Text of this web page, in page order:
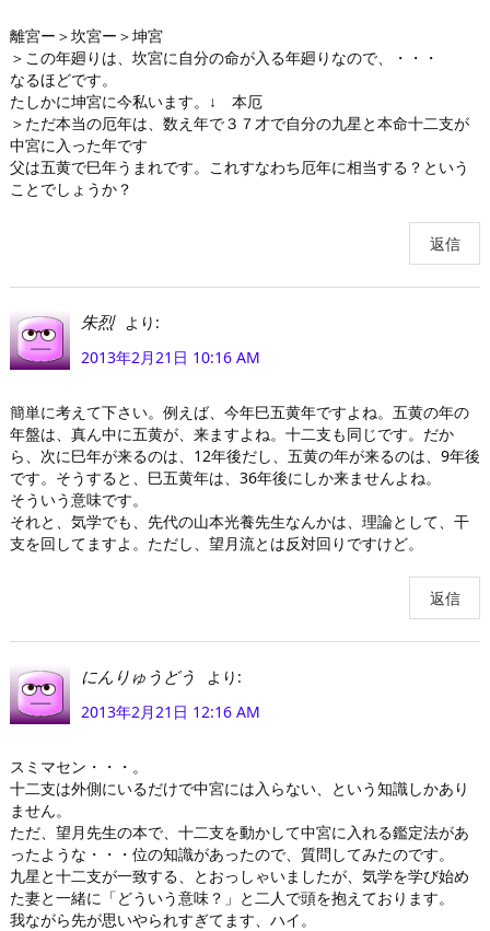
離宮ー＞坎宮ー＞坤宮
＞この年廻りは、坎宮に自分の命が入る年廻りなので、・・・
なるほどです。
たしかに坤宮に今私います。↓ 本厄
＞ただ本当の厄年は、数え年で３７才で自分の九星と本命十二支が
中宮に入った年です
父は五黄で巳年うまれです。これすなわち厄年に相当する？という
ことでしょうか？
返信
朱烈
より:
2013年2月21日 10:16 AM
簡単に考えて下さい。例えば、今年巳五黄年ですよね。五黄の年の
年盤は、真ん中に五黄が、来ますよね。十二支も同じです。だか
ら、次に巳年が来るのは、12年後だし、五黄の年が来るのは、9年後
です。そうすると、巳五黄年は、36年後にしか来ませんよね。
そういう意味です。
それと、気学でも、先代の山本光養先生なんかは、理論として、干
支を回してますよ。ただし、望月流とは反対回りですけど。
返信
にんりゅうどう
より:
2013年2月21日 12:16 AM
スミマセン・・・。
十二支は外側にいるだけで中宮には入らない、という知識しかあり
ません。
ただ、望月先生の本で、十二支を動かして中宮に入れる鑑定法があ
ったような・・・位の知識があったので、質問してみたのです。
九星と十二支が一致する、とおっしゃいましたが、気学を学び始め
た妻と一緒に「どういう意味？」と二人で頭を抱えております。
我ながら先が思いやられすぎてます、ハイ。